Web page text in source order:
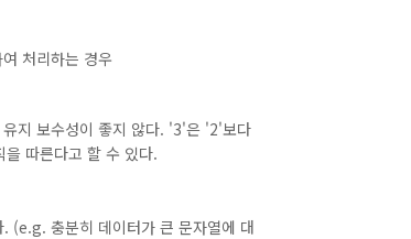
처리하는 경우
지 보수성이 좋지 않다. '3'은 '2'보다
따른다고 할 수 있다.
(e.g. 충분히 데이터가 큰 문자열에 대